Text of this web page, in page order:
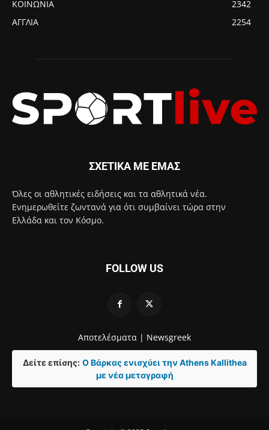
ΚΟΙΝΩΝΙΑ
2342
ΑΓΓΛΙΑ
2254
ΣΧΕΤΙΚΑ ΜΕ ΕΜΑΣ
Όλες οι αθλητικές ειδήσεις και τα αθλητικά νέα.
Ενημερωθείτε ζωντανά για ότι συμβαίνει τώρα στην
Ελλάδα και τον Κόσμο.
FOLLOW US
Αποτελέσματα | Newsgreek
Δείτε επίσης: Ο Βάρκας ενισχύει την Athens Kallithea
με νέα μεταγραφή